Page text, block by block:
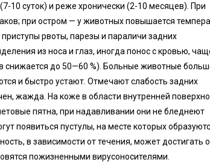
10 суток) и реже хронически (2-10 месяцев). При
при остром — у животных повышается
рвоты, парезы и параличи задних
из носа и глаз, иногда понос с кровью,
снижается до 50—60 %). Больные животные
и быстро устают. Отмечают слабость задних
жажда. На коже в области внутренней
пятна, при надавливании они не бледнеют
появиться пустулы, на месте которых
в зависимости от течения, может достигать
пожизненными вирусоносителями.